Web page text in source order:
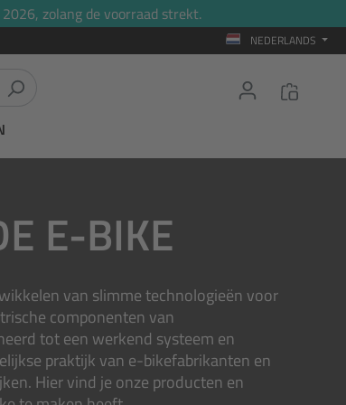
zolang de voorraad strekt.
NEDERLANDS
E-BIKE
van slimme technologieën voor
componenten van
tot een werkend systeem en
praktijk van e-bikefabrikanten en
Hier vind je onze producten en